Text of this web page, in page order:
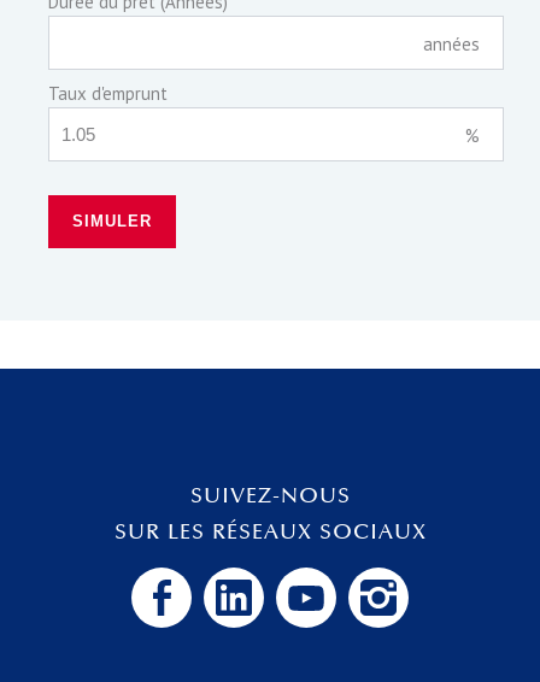
années
Taux d'emprunt
%
SIMULER
SUIVEZ-NOUS
SUR LES RÉSEAUX SOCIAUX